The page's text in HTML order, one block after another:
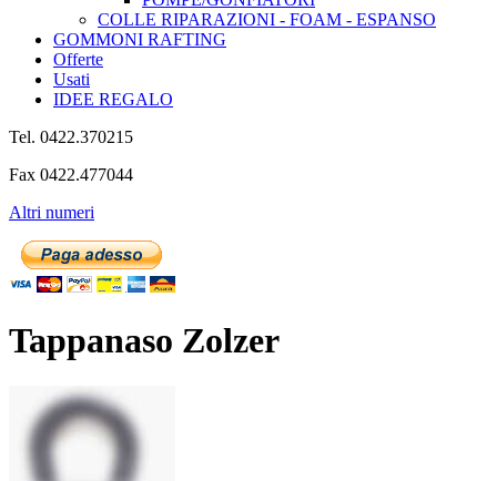
COLLE RIPARAZIONI - FOAM - ESPANSO
GOMMONI RAFTING
Offerte
Usati
IDEE REGALO
Tel. 0422.370215
Fax 0422.477044
Altri numeri
Tappanaso Zolzer